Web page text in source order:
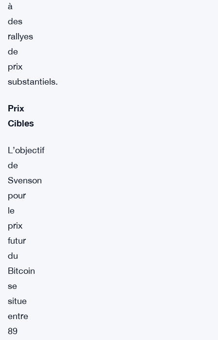
à
des
rallyes
de
prix
substantiels.
Prix
Cibles
L’objectif
de
Svenson
pour
le
prix
futur
du
Bitcoin
se
situe
entre
89